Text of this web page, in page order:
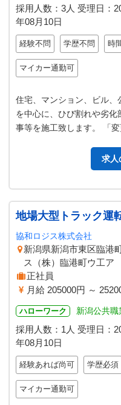
採用人数：3人 受理日：
年08月10日
経験不問 学歴不問 時
マイカー通勤可
住宅、マンション、ビル
を中心に、ひび割れや劣
事等を施工致します。 「変
求人
地場大型トラック運
協和ロジス株式会社
新潟県新潟市東区臨港
ス（株）臨港町ウ工ア
正社員
月給 205000円 ～
ハローワーク 新潟公共
採用人数：1人 受理日：
年08月10日
経験あれば尚可 学歴必須
マイカー通勤可